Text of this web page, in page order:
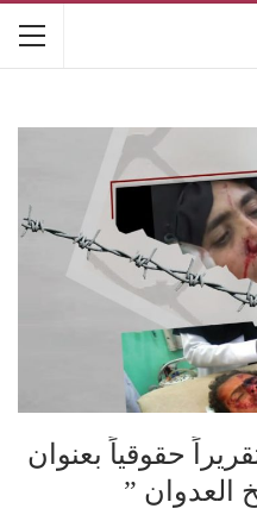
حقوقياً بعنوان
العدوان ”